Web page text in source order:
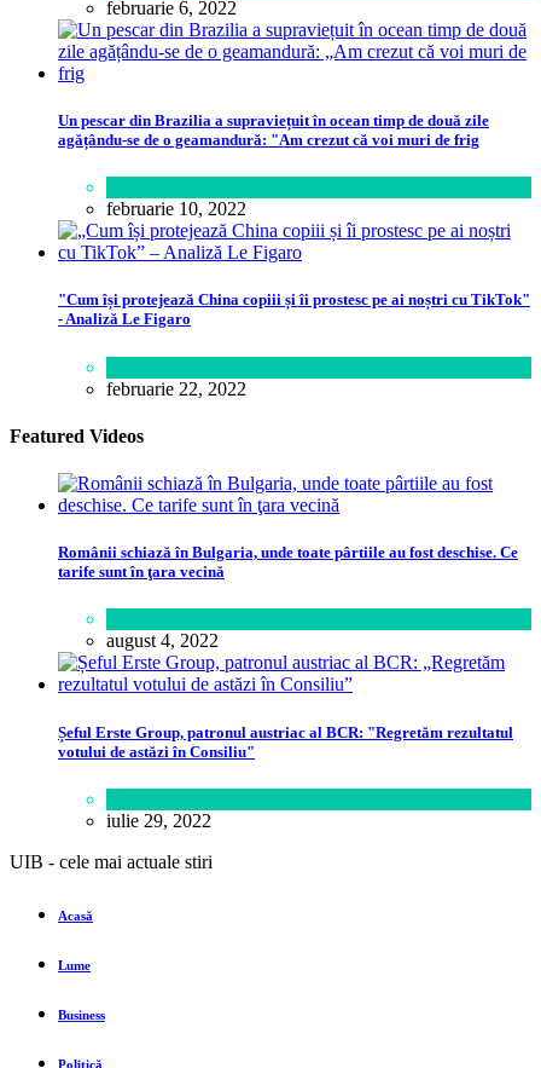
februarie 6, 2022
Un pescar din Brazilia a supraviețuit în ocean timp de două zile
agățându-se de o geamandură: "Am crezut că voi muri de frig
februarie 10, 2022
"Cum își protejează China copiii și îi prostesc pe ai noștri cu TikTok"
- Analiză Le Figaro
februarie 22, 2022
Featured Videos
Românii schiază în Bulgaria, unde toate pârtiile au fost deschise. Ce
tarife sunt în ţara vecină
august 4, 2022
Șeful Erste Group, patronul austriac al BCR: "Regretăm rezultatul
votului de astăzi în Consiliu"
iulie 29, 2022
UIB - cele mai actuale stiri
Acasă
Lume
Business
Politică